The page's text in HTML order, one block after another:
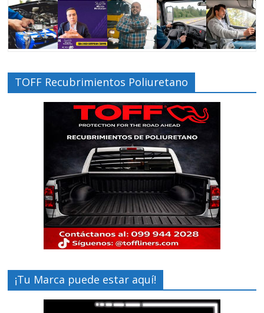
TOFF Recubrimientos Poliuretano
¡Tu Marca puede estar aquí!